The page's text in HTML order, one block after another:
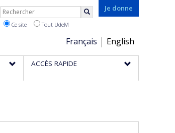
Je donne
Choix
de
la
Français English
Rechercher
Ce site Tout UdeM
ACCÈS RAPIDE